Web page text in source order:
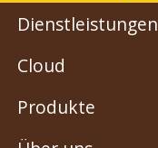
Dienstleistungen
Cloud
Produkte